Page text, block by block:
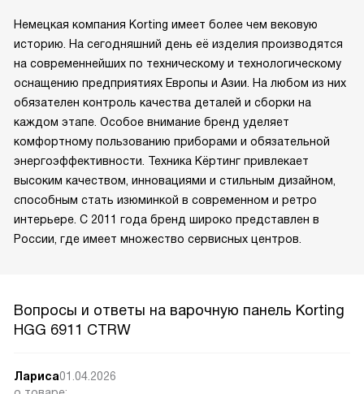
Немецкая компания Korting имеет более чем вековую
историю. На сегодняшний день её изделия производятся
на современнейших по техническому и технологическому
оснащению предприятиях Европы и Азии. На любом из них
обязателен контроль качества деталей и сборки на
каждом этапе. Особое внимание бренд уделяет
комфортному пользованию приборами и обязательной
энергоэффективности. Техника Кёртинг привлекает
высоким качеством, инновациями и стильным дизайном,
способным стать изюминкой в современном и ретро
интерьере. С 2011 года бренд широко представлен в
России, где имеет множество сервисных центров.
Вопросы и ответы на варочную панель Korting
HGG 6911 CTRW
Лариса01.04.2026